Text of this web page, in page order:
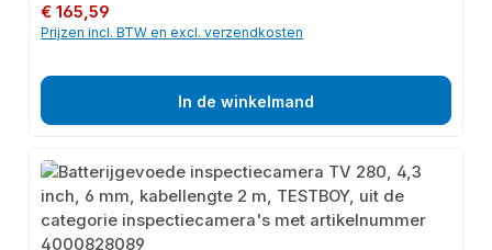
Normale prijs:
€ 165,59
Prijzen incl. BTW en excl. verzendkosten
In de winkelmand